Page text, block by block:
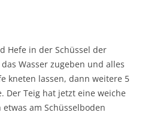
Hefe in der Schüssel der
Wasser zugeben und alles
kneten lassen, dann weitere 5
Teig hat jetzt eine weiche
am Schüsselboden